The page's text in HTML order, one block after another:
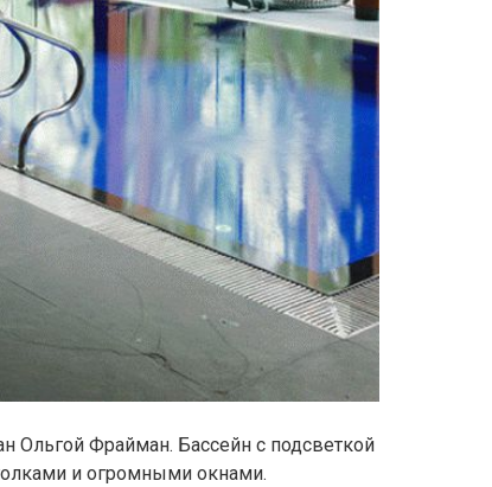
Ольгой Фрайман. Бассейн с подсветкой
и огромными окнами.